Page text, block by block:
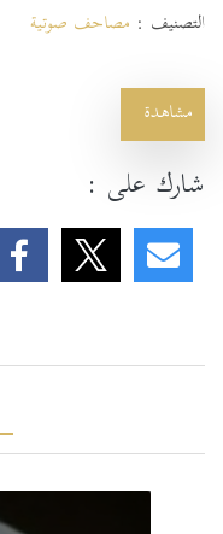
التصنيف : مصاحف صوتية
مشاهدة
شارك على :